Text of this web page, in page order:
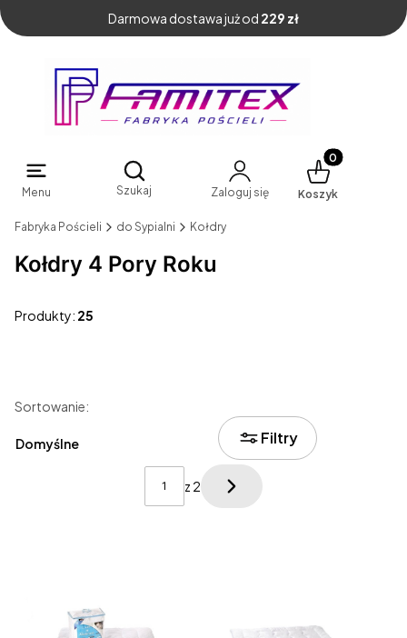
Darmowa dostawa już od 229 zł
Menu
Otwórz wyszukiwarkę
Szukaj Zaloguj się
Produkty w
Koszyk
Fabryka Pościeli do Sypialni Kołdry
Kołdry 4 Pory Roku
Produkty: 25
Filtry
Lista produktów
Sortowanie:
Domyślne
z 2
Następne produkty